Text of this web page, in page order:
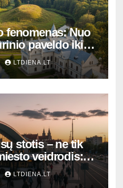
fenomenas: Nuo
paveldo iki
perlų
LTDIENA.LT
stotis – ne tik
veidrodis:
į laikinąją
LTDIENA.LT